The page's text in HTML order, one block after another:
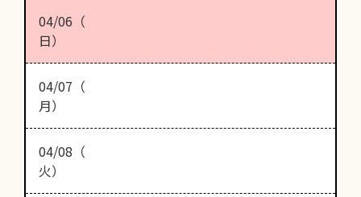
04/06（
日）
04/07（
月）
04/08（
火）